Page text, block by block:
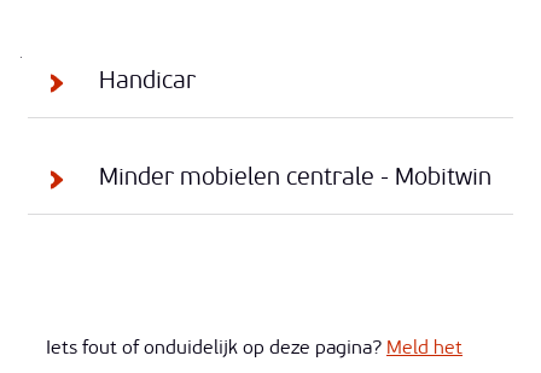
Thema's
Handicar
Minder mobielen centrale - Mobitwin
Iets fout of onduidelijk op deze pagina? Meld het